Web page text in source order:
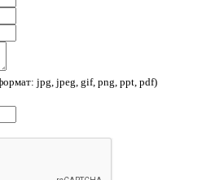
jpg, jpeg, gif, png, ppt, pdf)